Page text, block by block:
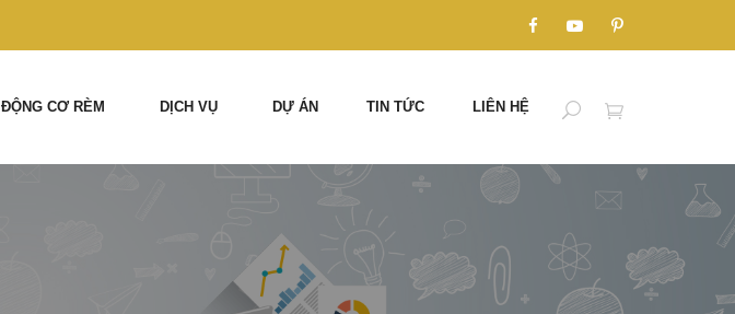
ĐỘNG CƠ RÈM DỊCH VỤ DỰ ÁN TIN TỨC LIÊN HỆ